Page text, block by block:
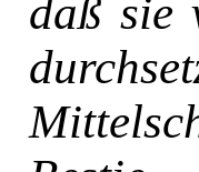
daß sie